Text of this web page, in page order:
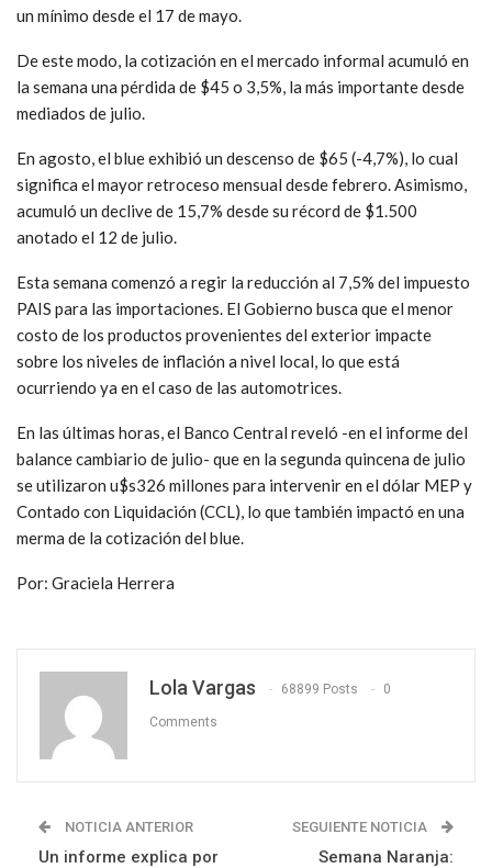
un mínimo desde el 17 de mayo.
De este modo, la cotización en el mercado informal acumuló en
la semana una pérdida de $45 o 3,5%, la más importante desde
mediados de julio.
En agosto, el blue exhibió un descenso de $65 (-4,7%), lo cual
significa el mayor retroceso mensual desde febrero. Asimismo,
acumuló un declive de 15,7% desde su récord de $1.500
anotado el 12 de julio.
Esta semana comenzó a regir la reducción al 7,5% del impuesto
PAIS para las importaciones. El Gobierno busca que el menor
costo de los productos provenientes del exterior impacte
sobre los niveles de inflación a nivel local, lo que está
ocurriendo ya en el caso de las automotrices.
En las últimas horas, el Banco Central reveló -en el informe del
balance cambiario de julio- que en la segunda quincena de julio
se utilizaron u$s326 millones para intervenir en el dólar MEP y
Contado con Liquidación (CCL), lo que también impactó en una
merma de la cotización del blue.
Por: Graciela Herrera
Lola Vargas 68899 Posts 0
Comments
NOTICIA ANTERIOR
Un informe explica por
SEGUIENTE NOTICIA
Semana Naranja: